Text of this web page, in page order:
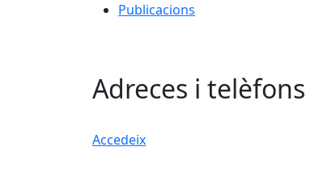
Publicacions
Adreces i telèfons
Accedeix